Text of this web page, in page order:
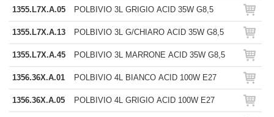
1355.L7X.A.05 POLBIVIO 3L GRIGIO ACID 35W G8,5
1355.L7X.A.13 POLBIVIO 3L G/CHIARO ACID 35W G8,5
1355.L7X.A.45 POLBIVIO 3L MARRONE ACID 35W G8,5
1356.36X.A.01 POLBIVIO 4L BIANCO ACID 100W E27
1356.36X.A.05 POLBIVIO 4L GRIGIO ACID 100W E27